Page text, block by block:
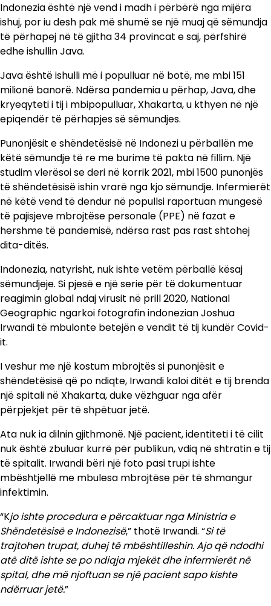
Indonezia është një vend i madh i përbërë nga mijëra
ishuj, por iu desh pak më shumë se një muaj që sëmundja
të përhapej në të gjitha 34 provincat e saj, përfshirë
edhe ishullin Java.
Java është ishulli më i populluar në botë, me mbi 151
milionë banorë. Ndërsa pandemia u përhap, Java, dhe
kryeqyteti i tij i mbipopulluar, Xhakarta, u kthyen në një
epiqendër të përhapjes së sëmundjes.
Punonjësit e shëndetësisë në Indonezi u përballën me
këtë sëmundje të re me burime të pakta në fillim. Një
studim vlerësoi se deri në korrik 2021, mbi 1500 punonjës
të shëndetësisë ishin vrarë nga kjo sëmundje. Infermierët
në këtë vend të dendur në popullsi raportuan mungesë
të pajisjeve mbrojtëse personale (PPE) në fazat e
hershme të pandemisë, ndërsa rast pas rast shtohej
dita-ditës.
Indonezia, natyrisht, nuk ishte vetëm përballë kësaj
sëmundjeje. Si pjesë e një serie për të dokumentuar
reagimin global ndaj virusit në prill 2020, National
Geographic ngarkoi fotografin indonezian Joshua
Irwandi të mbulonte betejën e vendit të tij kundër Covid-
it.
I veshur me një kostum mbrojtës si punonjësit e
shëndetësisë që po ndiqte, Irwandi kaloi ditët e tij brenda
një spitali në Xhakarta, duke vëzhguar nga afër
përpjekjet për të shpëtuar jetë.
Ata nuk ia dilnin gjithmonë. Një pacient, identiteti i të cilit
nuk është zbuluar kurrë për publikun, vdiq në shtratin e tij
të spitalit. Irwandi bëri një foto pasi trupi ishte
mbështjellë me mbulesa mbrojtëse për të shmangur
infektimin.
“Kjo ishte procedura e përcaktuar nga Ministria e
Shëndetësisë e Indonezisë,” thotë Irwandi. “Si të
trajtohen trupat, duhej të mbështilleshin. Ajo që ndodhi
atë ditë ishte se po ndiqja mjekët dhe infermierët në
spital, dhe më njoftuan se një pacient sapo kishte
ndërruar jetë.”